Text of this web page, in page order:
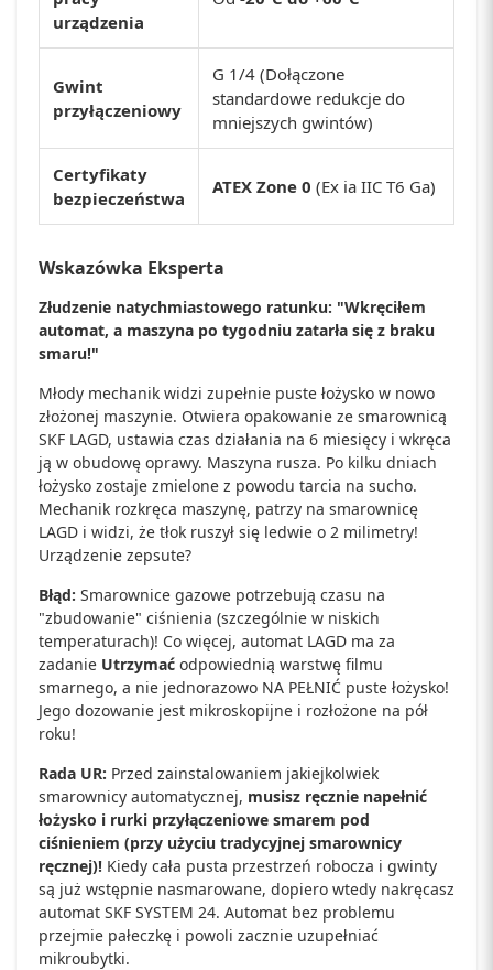
urządzenia
Gwint
przyłączeniowy
G 1/4 (Dołączone
standardowe redukcje do
mniejszych gwintów)
Certyfikaty
bezpieczeństwa
ATEX Zone 0 (Ex ia IIC T6 Ga)
Wskazówka Eksperta
Złudzenie natychmiastowego ratunku: "Wkręciłem
automat, a maszyna po tygodniu zatarła się z braku
smaru!"
Młody mechanik widzi zupełnie puste łożysko w nowo
złożonej maszynie. Otwiera opakowanie ze smarownicą
SKF LAGD, ustawia czas działania na 6 miesięcy i wkręca
ją w obudowę oprawy. Maszyna rusza. Po kilku dniach
łożysko zostaje zmielone z powodu tarcia na sucho.
Mechanik rozkręca maszynę, patrzy na smarownicę
LAGD i widzi, że tłok ruszył się ledwie o 2 milimetry!
Urządzenie zepsute?
Błąd: Smarownice gazowe potrzebują czasu na
"zbudowanie" ciśnienia (szczególnie w niskich
temperaturach)! Co więcej, automat LAGD ma za
zadanie Utrzymać odpowiednią warstwę filmu
smarnego, a nie jednorazowo NA PEŁNIĆ puste łożysko!
Jego dozowanie jest mikroskopijne i rozłożone na pół
roku!
Rada UR: Przed zainstalowaniem jakiejkolwiek
smarownicy automatycznej, musisz ręcznie napełnić
łożysko i rurki przyłączeniowe smarem pod
ciśnieniem (przy użyciu tradycyjnej smarownicy
ręcznej)! Kiedy cała pusta przestrzeń robocza i gwinty
są już wstępnie nasmarowane, dopiero wtedy nakręcasz
automat SKF SYSTEM 24. Automat bez problemu
przejmie pałeczkę i powoli zacznie uzupełniać
mikroubytki.